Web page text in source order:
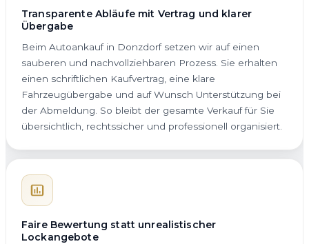
Transparente Abläufe mit Vertrag und klarer
Übergabe
Beim Autoankauf in Donzdorf setzen wir auf einen
sauberen und nachvollziehbaren Prozess. Sie erhalten
einen schriftlichen Kaufvertrag, eine klare
Fahrzeugübergabe und auf Wunsch Unterstützung bei
der Abmeldung. So bleibt der gesamte Verkauf für Sie
übersichtlich, rechtssicher und professionell organisiert.
Faire Bewertung statt unrealistischer
Lockangebote